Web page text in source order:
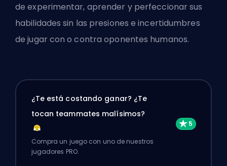
de experimentar, aprender y perfeccionar sus
habilidades sin las presiones e incertidumbres
de jugar con o contra oponentes humanos.
¿Te está costando ganar? ¿Te
tocan teammates malísimos?
Compra un juego con uno de nuestros
jugadores PRO.